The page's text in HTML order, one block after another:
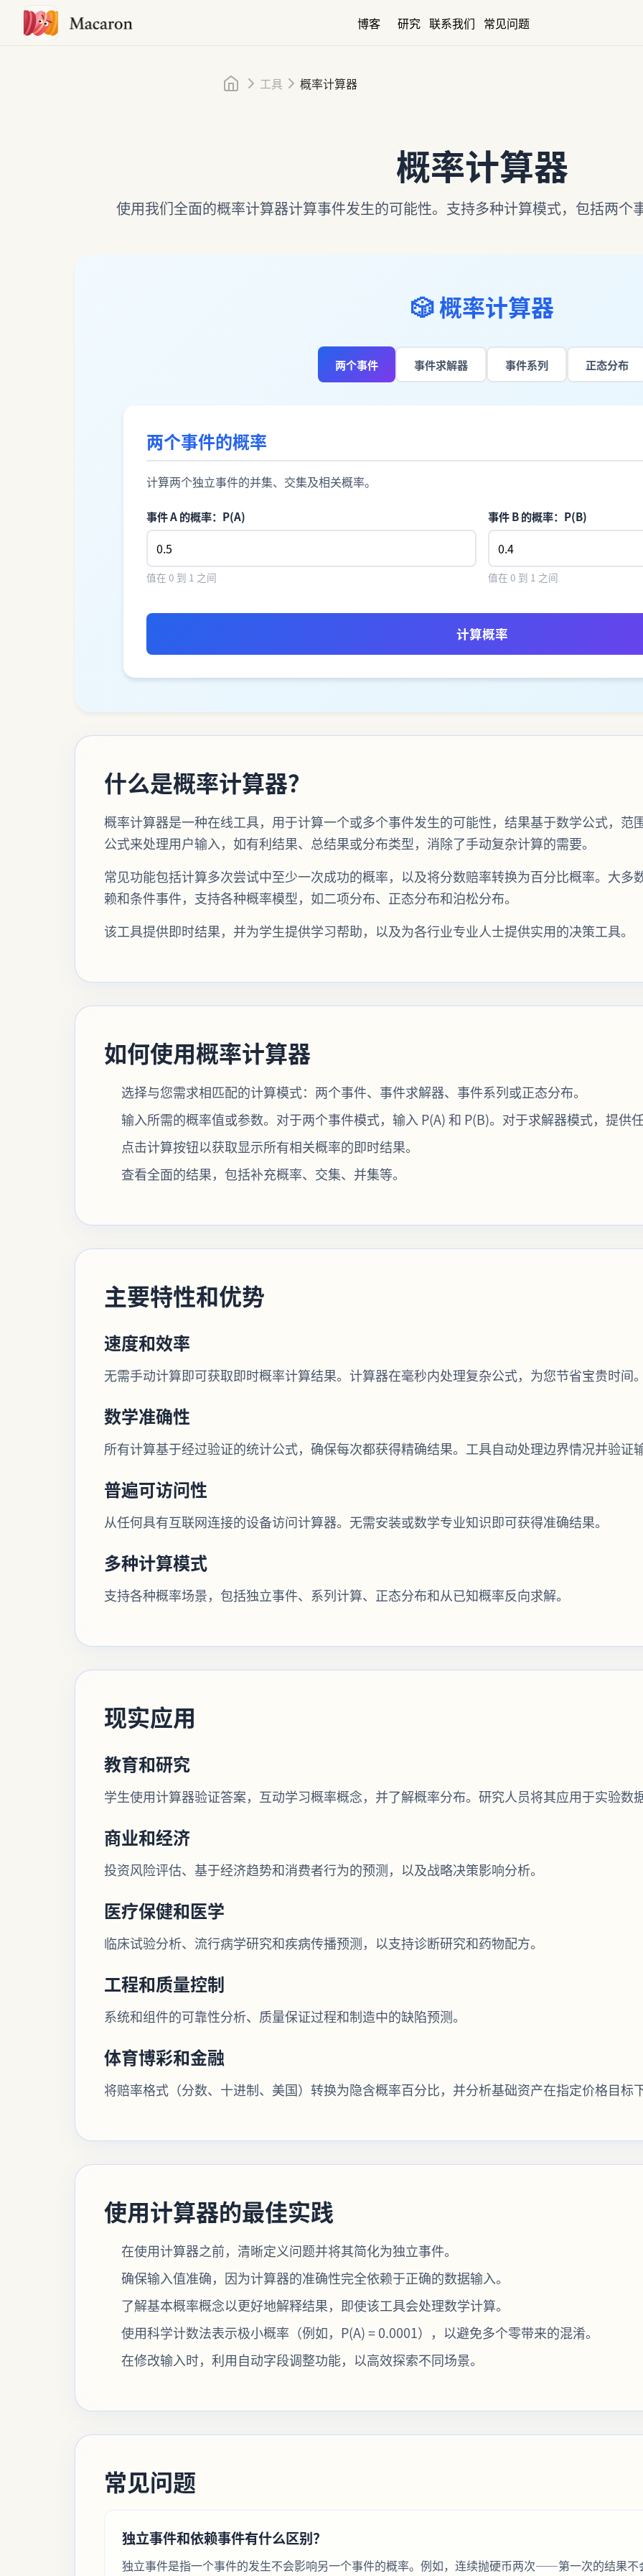
博客 研究 联系我们 常见问题
首页工具 概率计算器
概率计算器
使用我们全面的概率计算器计算事件发生的可能性。支持多种计算模式，包括两个
🎲 概率计算器
两个事件 事件求解器 事件系列 正态分布
两个事件的概率
计算两个独立事件的并集、交集及相关概率。
事件 A 的概率：P(A)
值在 0 到 1 之间
事件 B 的概率：P(B)
值在 0 到 1 之间
计算概率
什么是概率计算器？
概率计算器是一种在线工具，用于计算一个或多个事件发生的可能性，结果基于数学公式，范
公式来处理用户输入，如有利结果、总结果或分布类型，消除了手动复杂计算的需要。
常见功能包括计算多次尝试中至少一次成功的概率，以及将分数赔率转换为百分比概率。大多
赖和条件事件，支持各种概率模型，如二项分布、正态分布和泊松分布。
该工具提供即时结果，并为学生提供学习帮助，以及为各行业专业人士提供实用的决策工具。
如何使用概率计算器
选择与您需求相匹配的计算模式：两个事件、事件求解器、事件系列或正态分布。
输入所需的概率值或参数。对于两个事件模式，输入 P(A) 和 P(B)。对于求解器模式，提供任
点击计算按钮以获取显示所有相关概率的即时结果。
查看全面的结果，包括补充概率、交集、并集等。
主要特性和优势
速度和效率
无需手动计算即可获取即时概率计算结果。计算器在毫秒内处理复杂公式，为您节省宝贵时间。
数学准确性
所有计算基于经过验证的统计公式，确保每次都获得精确结果。工具自动处理边界情况并验证输
普遍可访问性
从任何具有互联网连接的设备访问计算器。无需安装或数学专业知识即可获得准确结果。
多种计算模式
支持各种概率场景，包括独立事件、系列计算、正态分布和从已知概率反向求解。
现实应用
教育和研究
学生使用计算器验证答案，互动学习概率概念，并了解概率分布。研究人员将其应用于实验数
商业和经济
投资风险评估、基于经济趋势和消费者行为的预测，以及战略决策影响分析。
医疗保健和医学
临床试验分析、流行病学研究和疾病传播预测，以支持诊断研究和药物配方。
工程和质量控制
系统和组件的可靠性分析、质量保证过程和制造中的缺陷预测。
体育博彩和金融
将赔率格式（分数、十进制、美国）转换为隐含概率百分比，并分析基础资产在指定价格目标
使用计算器的最佳实践
在使用计算器之前，清晰定义问题并将其简化为独立事件。
确保输入值准确，因为计算器的准确性完全依赖于正确的数据输入。
了解基本概率概念以更好地解释结果，即使该工具会处理数学计算。
使用科学计数法表示极小概率（例如，P(A) = 0.0001），以避免多个零带来的混淆。
在修改输入时，利用自动字段调整功能，以高效探索不同场景。
常见问题
独立事件和依赖事件有什么区别？
独立事件是指一个事件的发生不会影响另一个事件的概率。例如，连续抛硬币两次——第一次的结果